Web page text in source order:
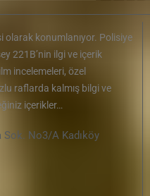
olarak konumlanıyor. Polisiye
221B’nin ilgi ve içerik
incelemeleri, özel
raflarda kalmış bilgi ve
içerikler…
Sok. No3/A Kadıköy